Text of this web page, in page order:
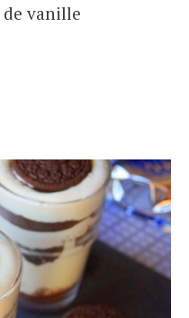
de vanille